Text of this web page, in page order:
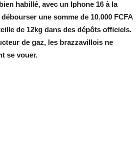
habillé, avec un Iphone 16 à la
une somme de 10.000 FCFA
de 12kg dans des dépôts officiels.
de gaz, les brazzavillois ne
se vouer.